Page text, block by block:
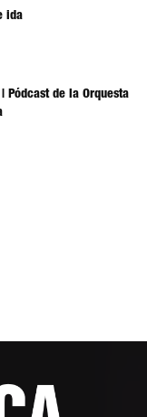
ida
Pódcast de la Orquesta